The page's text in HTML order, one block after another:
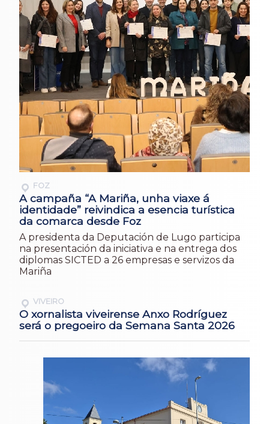
FOZ
A campaña “A Mariña, unha viaxe á
identidade” reivindica a esencia turística
da comarca desde Foz
A presidenta da Deputación de Lugo participa
na presentación da iniciativa e na entrega dos
diplomas SICTED a 26 empresas e servizos da
Mariña
VIVEIRO
O xornalista viveirense Anxo Rodríguez
será o pregoeiro da Semana Santa 2026